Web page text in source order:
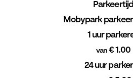
Parkeertijd
Mobypark
1 uur
van€ 1.00
24 uur